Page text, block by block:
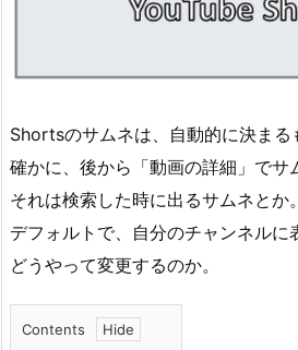
Shortsのサムネは、自動的に決まる
確かに、後から「動画の詳細」でサ
それは検索した時に出るサムネとか。
デフォルトで、自分のチャンネルに
どうやって変更するのか。
Contents